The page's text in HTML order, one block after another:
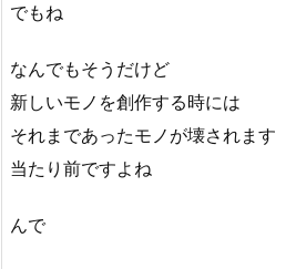
でもね
なんでもそうだけど
新しいモノを創作する時には
それまであったモノが壊されます
当たり前ですよね
んで